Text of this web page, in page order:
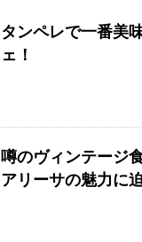
タンペレで一番美
ェ！
噂のヴィンテージ
アリーサの魅力に